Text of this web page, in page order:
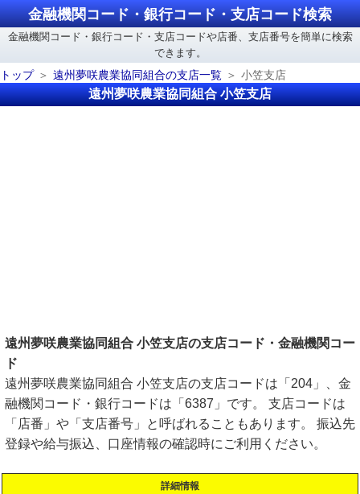
金融機関コード・銀行コード・支店コード検索
金融機関コード・銀行コード・支店コードや店番、支店番号を簡単に検索
できます。
トップ
遠州夢咲農業協同組合の支店一覧 小笠支店
遠州夢咲農業協同組合 小笠支店
遠州夢咲農業協同組合 小笠支店の支店コード・金融機関コー
ド
遠州夢咲農業協同組合 小笠支店の支店コードは「204」、金
融機関コード・銀行コードは「6387」です。 支店コードは
「店番」や「支店番号」と呼ばれることもあります。 振込先
登録や給与振込、口座情報の確認時にご利用ください。
詳細情報